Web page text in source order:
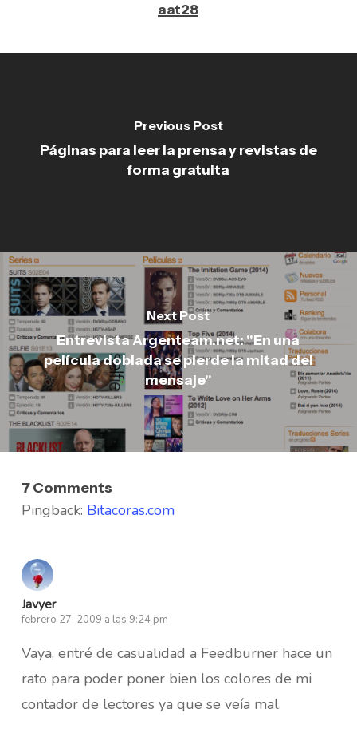
aat28
Previous Post
Páginas para leer la prensa y revistas de
forma gratuita
Next Post
Entrevista Argenteam.net: "En una
película doblada se pierde la mitad del
mensaje"
7 Comments
Pingback: Bitacoras.com
Javyer
febrero 27, 2009 a las 9:24 pm
Vaya, entré de casualidad a Feedburner hace un
rato para poder poner bien los colores de mi
contador de lectores ya que se veía mal.